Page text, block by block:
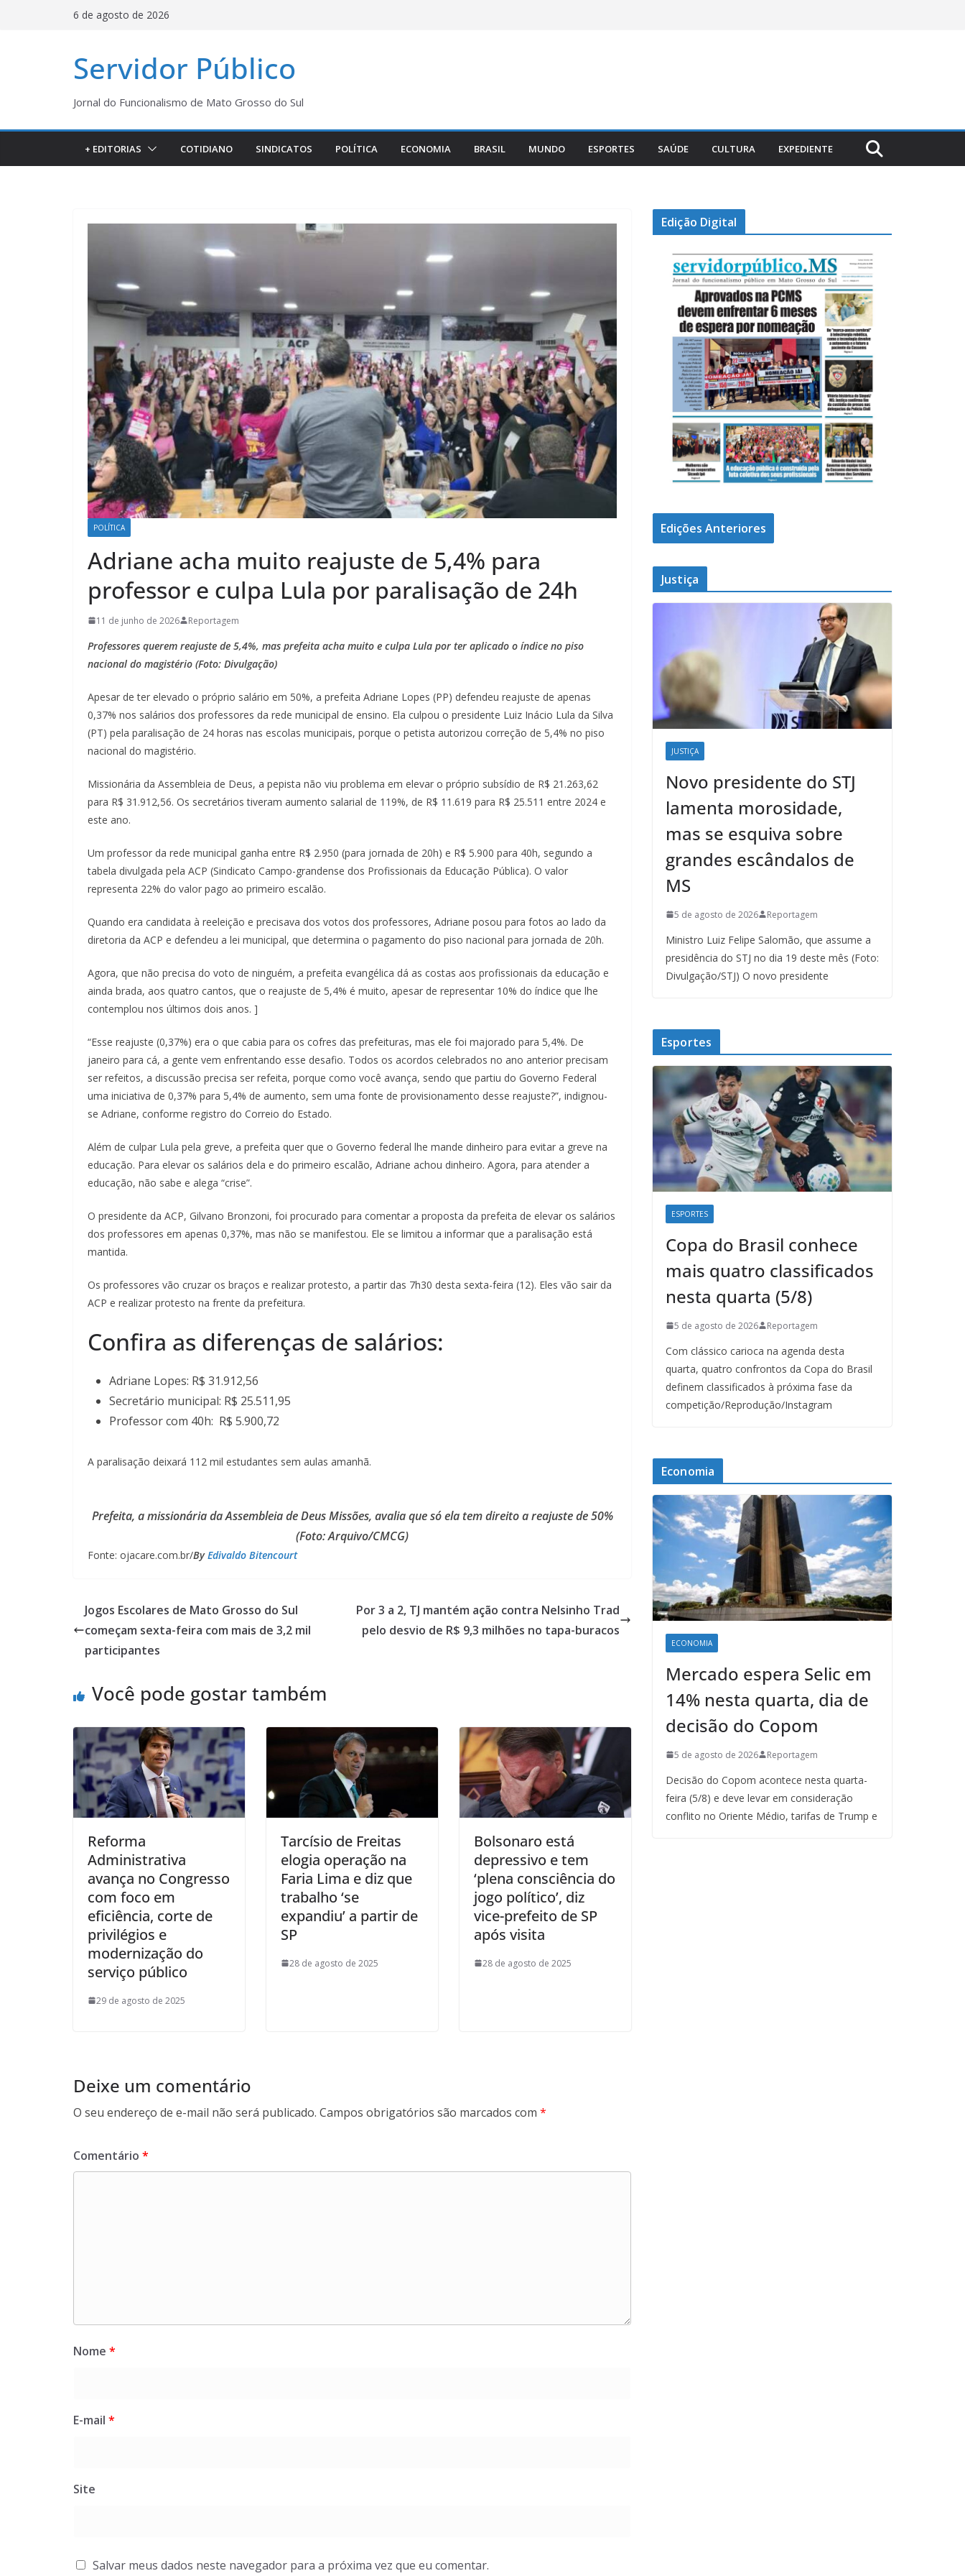
6 de agosto de 2026
Servidor Público
Jornal do Funcionalismo de Mato Grosso do Sul
+ EDITORIAS COTIDIANO SINDICATOS POLÍTICA ECONOMIA BRASIL MUNDO ESPORTES SAÚDE CULTURA EXPEDIENTE
POLÍTICA
Adriane acha muito reajuste de 5,4% para
professor e culpa Lula por paralisação de 24h
11 de junho de 2026 Reportagem
Professores querem reajuste de 5,4%, mas prefeita acha muito e culpa Lula por ter aplicado o índice no piso
nacional do magistério (Foto: Divulgação)
Apesar de ter elevado o próprio salário em 50%, a prefeita Adriane Lopes (PP) defendeu reajuste de apenas
0,37% nos salários dos professores da rede municipal de ensino. Ela culpou o presidente Luiz Inácio Lula da Silva
(PT) pela paralisação de 24 horas nas escolas municipais, porque o petista autorizou correção de 5,4% no piso
nacional do magistério.
Missionária da Assembleia de Deus, a pepista não viu problema em elevar o próprio subsídio de R$ 21.263,62
para R$ 31.912,56. Os secretários tiveram aumento salarial de 119%, de R$ 11.619 para R$ 25.511 entre 2024 e
este ano.
Um professor da rede municipal ganha entre R$ 2.950 (para jornada de 20h) e R$ 5.900 para 40h, segundo a
tabela divulgada pela ACP (Sindicato Campo-grandense dos Profissionais da Educação Pública). O valor
representa 22% do valor pago ao primeiro escalão.
Quando era candidata à reeleição e precisava dos votos dos professores, Adriane posou para fotos ao lado da
diretoria da ACP e defendeu a lei municipal, que determina o pagamento do piso nacional para jornada de 20h.
Agora, que não precisa do voto de ninguém, a prefeita evangélica dá as costas aos profissionais da educação e
ainda brada, aos quatro cantos, que o reajuste de 5,4% é muito, apesar de representar 10% do índice que lhe
contemplou nos últimos dois anos. ]
“Esse reajuste (0,37%) era o que cabia para os cofres das prefeituras, mas ele foi majorado para 5,4%. De
janeiro para cá, a gente vem enfrentando esse desafio. Todos os acordos celebrados no ano anterior precisam
ser refeitos, a discussão precisa ser refeita, porque como você avança, sendo que partiu do Governo Federal
uma iniciativa de 0,37% para 5,4% de aumento, sem uma fonte de provisionamento desse reajuste?”, indignou-
se Adriane, conforme registro do Correio do Estado.
Além de culpar Lula pela greve, a prefeita quer que o Governo federal lhe mande dinheiro para evitar a greve na
educação. Para elevar os salários dela e do primeiro escalão, Adriane achou dinheiro. Agora, para atender a
educação, não sabe e alega “crise”.
O presidente da ACP, Gilvano Bronzoni, foi procurado para comentar a proposta da prefeita de elevar os salários
dos professores em apenas 0,37%, mas não se manifestou. Ele se limitou a informar que a paralisação está
mantida.
Os professores vão cruzar os braços e realizar protesto, a partir das 7h30 desta sexta-feira (12). Eles vão sair da
ACP e realizar protesto na frente da prefeitura.
Confira as diferenças de salários:
Adriane Lopes: R$ 31.912,56
Secretário municipal: R$ 25.511,95
Professor com 40h: R$ 5.900,72
A paralisação deixará 112 mil estudantes sem aulas amanhã.
Prefeita, a missionária da Assembleia de Deus Missões, avalia que só ela tem direito a reajuste de 50%
(Foto: Arquivo/CMCG)
Fonte: ojacare.com.br/ByEdivaldo Bitencourt
Jogos Escolares de Mato Grosso do Sul
começam sexta-feira com mais de 3,2 mil
participantes
Por 3 a 2, TJ mantém ação contra Nelsinho Trad
pelo desvio de R$ 9,3 milhões no tapa-buracos
Você pode gostar também
Reforma
Administrativa
avança no Congresso
com foco em
eficiência, corte de
privilégios e
modernização do
serviço público
29 de agosto de 2025
Tarcísio de Freitas
elogia operação na
Faria Lima e diz que
trabalho ‘se
expandiu’ a partir de
SP
28 de agosto de 2025
Bolsonaro está
depressivo e tem
‘plena consciência do
jogo político’, diz
vice-prefeito de SP
após visita
28 de agosto de 2025
Deixe um comentário
O seu endereço de e-mail não será publicado. Campos obrigatórios são marcados com *
Comentário *
Nome *
E-mail *
Site
Salvar meus dados neste navegador para a próxima vez que eu comentar.
Edição Digital
Edições Anteriores
Justiça
JUSTIÇA
Novo presidente do STJ
lamenta morosidade,
mas se esquiva sobre
grandes escândalos de
MS
5 de agosto de 2026 Reportagem
Ministro Luiz Felipe Salomão, que assume a
presidência do STJ no dia 19 deste mês (Foto:
Divulgação/STJ) O novo presidente
Esportes
ESPORTES
Copa do Brasil conhece
mais quatro classificados
nesta quarta (5/8)
5 de agosto de 2026 Reportagem
Com clássico carioca na agenda desta
quarta, quatro confrontos da Copa do Brasil
definem classificados à próxima fase da
competição/Reprodução/Instagram
Economia
ECONOMIA
Mercado espera Selic em
14% nesta quarta, dia de
decisão do Copom
5 de agosto de 2026 Reportagem
Decisão do Copom acontece nesta quarta-
feira (5/8) e deve levar em consideração
conflito no Oriente Médio, tarifas de Trump e